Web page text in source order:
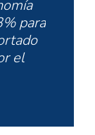
para
el